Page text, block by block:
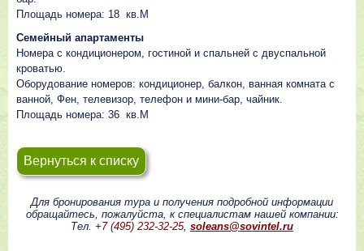
Площадь номера: 18 кв.М
Семейный апартаменты
Номера с кондиционером, гостиной и спальней с двуспальной
кроватью.
Оборудование номеров: кондиционер, балкон, ванная комната с
ванной, Фен, телевизор, телефон и мини-бар, чайник.
Площадь номера: 36 кв.М
Вернуться к списку
Для бронирования тура и получения подробной информации
обращайтесь, пожалуйста, к специалистам нашей компании:
Тел. +7 (495) 232-32-25, soleans@sovintel.ru